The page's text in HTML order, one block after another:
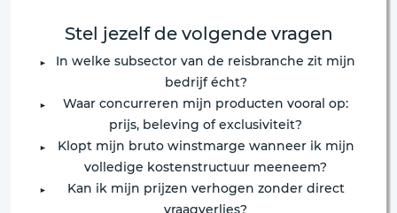
Stel jezelf de volgende vragen
In welke subsector van de reisbranche zit mijn
bedrijf écht?
Waar concurreren mijn producten vooral op:
prijs, beleving of exclusiviteit?
Klopt mijn bruto winstmarge wanneer ik mijn
volledige kostenstructuur meeneem?
Kan ik mijn prijzen verhogen zonder direct
vraagverlies?